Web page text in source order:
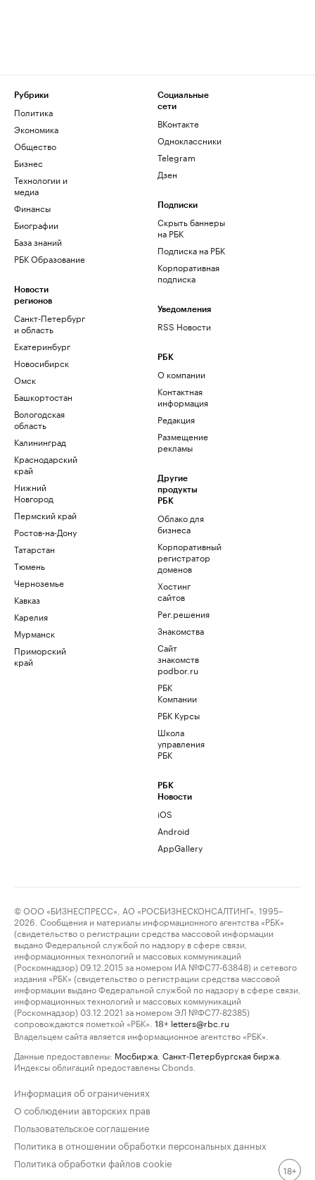
Рубрики
Политика
Экономика
Общество
Бизнес
Технологии и
медиа
Финансы
Биографии
База знаний
РБК Образование
Новости
регионов
Санкт-Петербург
и область
Екатеринбург
Новосибирск
Омск
Башкортостан
Вологодская
область
Калининград
Краснодарский
край
Нижний
Новгород
Пермский край
Ростов-на-Дону
Татарстан
Тюмень
Черноземье
Кавказ
Карелия
Мурманск
Приморский
край
Социальные
сети
ВКонтакте
Одноклассники
Telegram
Дзен
Подписки
Скрыть баннеры
на РБК
Подписка на РБК
Корпоративная
подписка
Уведомления
RSS Новости
РБК
О компании
Контактная
информация
Редакция
Размещение
рекламы
Другие
продукты
РБК
Облако для
бизнеса
Корпоративный
регистратор
доменов
Хостинг
сайтов
Рег.решения
Знакомства
Сайт
знакомств
podbor.ru
РБК
Компании
РБК Курсы
Школа
управления
РБК
РБК
Новости
iOS
Android
AppGallery
© ООО «БИЗНЕСПРЕСС», АО «РОСБИЗНЕСКОНСАЛТИНГ», 1995–
2026. Сообщения и материалы информационного агентства «РБК»
(свидетельство о регистрации средства массовой информации
выдано Федеральной службой по надзору в сфере связи,
информационных технологий и массовых коммуникаций
(Роскомнадзор) 09.12.2015 за номером ИА №ФС77-63848) и сетевого
издания «РБК» (свидетельство о регистрации средства массовой
информации выдано Федеральной службой по надзору в сфере связи,
информационных технологий и массовых коммуникаций
(Роскомнадзор) 03.12.2021 за номером ЭЛ №ФС77-82385)
сопровождаются пометкой «РБК».
18+ letters@rbc.ru
Владельцем сайта является информационное агентство «РБК».
Данные предоставлены: Мосбиржа Санкт-Петербургская биржа
Индексы облигаций предоставлены Cbonds.
Информация об ограничениях
О соблюдении авторских прав
Пользовательское соглашение
Политика в отношении обработки персональных данных
Политика обработки файлов cookie
18+